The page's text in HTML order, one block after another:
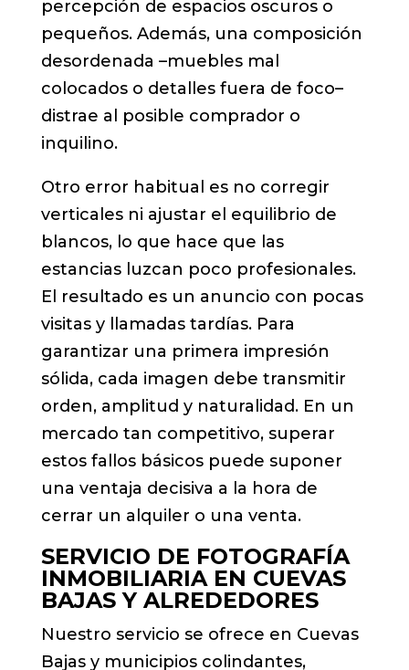
percepción de espacios oscuros o
pequeños. Además, una composición
desordenada –muebles mal
colocados o detalles fuera de foco–
distrae al posible comprador o
inquilino.
Otro error habitual es no corregir
verticales ni ajustar el equilibrio de
blancos, lo que hace que las
estancias luzcan poco profesionales.
El resultado es un anuncio con pocas
visitas y llamadas tardías. Para
garantizar una primera impresión
sólida, cada imagen debe transmitir
orden, amplitud y naturalidad. En un
mercado tan competitivo, superar
estos fallos básicos puede suponer
una ventaja decisiva a la hora de
cerrar un alquiler o una venta.
SERVICIO DE FOTOGRAFÍA
INMOBILIARIA EN CUEVAS
BAJAS Y ALREDEDORES
Nuestro servicio se ofrece en Cuevas
Bajas y municipios colindantes,